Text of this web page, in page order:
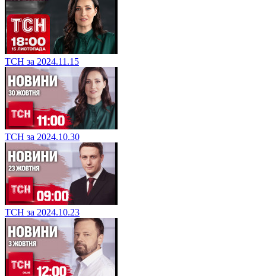
ТСН за 2024.11.15
ТСН за 2024.10.30
ТСН за 2024.10.23